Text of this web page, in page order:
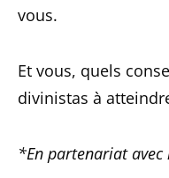
vous.
Et vous, quels
divinistas à
*En partenariat avec